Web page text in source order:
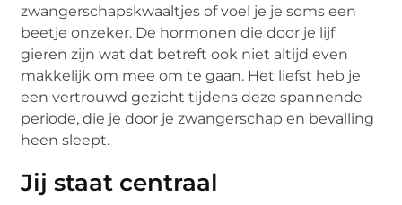
zwangerschapskwaaltjes of voel je je soms een
beetje onzeker. De hormonen die door je lijf
gieren zijn wat dat betreft ook niet altijd even
makkelijk om mee om te gaan. Het liefst heb je
een vertrouwd gezicht tijdens deze spannende
periode, die je door je zwangerschap en bevalling
heen sleept.
Jij staat centraal